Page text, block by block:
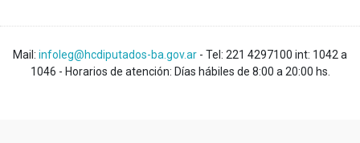
Mail: infoleg@hcdiputados-ba.gov.ar - Tel: 221 4297100 int: 1042 a
1046 - Horarios de atención: Días hábiles de 8:00 a 20:00 hs.